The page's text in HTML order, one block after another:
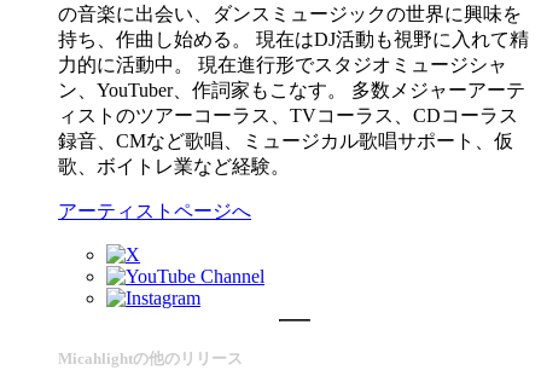
の音楽に出会い、ダンスミュージックの世界に興味を
持ち、作曲し始める。 現在はDJ活動も視野に入れて精
力的に活動中。 現在進行形でスタジオミュージシャ
ン、YouTuber、作詞家もこなす。 多数メジャーアーテ
ィストのツアーコーラス、TVコーラス、CDコーラス
録音、CMなど歌唱、ミュージカル歌唱サポート、仮
歌、ボイトレ業など経験。
アーティストページへ
Micahlightの他のリリース